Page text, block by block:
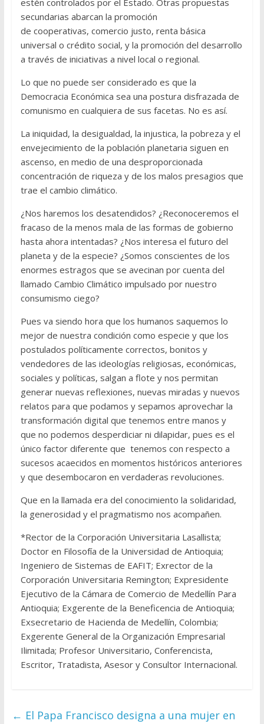
estén controlados por el Estado. Otras propuestas
secundarias abarcan la promoción
de cooperativas, comercio justo, renta básica
universal o crédito social, y la promoción del desarrollo
a través de iniciativas a nivel local o regional.
Lo que no puede ser considerado es que la
Democracia Económica sea una postura disfrazada de
comunismo en cualquiera de sus facetas. No es así.
La iniquidad, la desigualdad, la injustica, la pobreza y el
envejecimiento de la población planetaria siguen en
ascenso, en medio de una desproporcionada
concentración de riqueza y de los malos presagios que
trae el cambio climático.
¿Nos haremos los desatendidos? ¿Reconoceremos el
fracaso de la menos mala de las formas de gobierno
hasta ahora intentadas? ¿Nos interesa el futuro del
planeta y de la especie? ¿Somos conscientes de los
enormes estragos que se avecinan por cuenta del
llamado Cambio Climático impulsado por nuestro
consumismo ciego?
Pues va siendo hora que los humanos saquemos lo
mejor de nuestra condición como especie y que los
postulados políticamente correctos, bonitos y
vendedores de las ideologías religiosas, económicas,
sociales y políticas, salgan a flote y nos permitan
generar nuevas reflexiones, nuevas miradas y nuevos
relatos para que podamos y sepamos aprovechar la
transformación digital que tenemos entre manos y
que no podemos desperdiciar ni dilapidar, pues es el
único factor diferente que tenemos con respecto a
sucesos acaecidos en momentos históricos anteriores
y que desembocaron en verdaderas revoluciones.
Que en la llamada era del conocimiento la solidaridad,
la generosidad y el pragmatismo nos acompañen.
*Rector de la Corporación Universitaria Lasallista;
Doctor en Filosofía de la Universidad de Antioquia;
Ingeniero de Sistemas de EAFIT; Exrector de la
Corporación Universitaria Remington; Expresidente
Ejecutivo de la Cámara de Comercio de Medellín Para
Antioquia; Exgerente de la Beneficencia de Antioquia;
Exsecretario de Hacienda de Medellín, Colombia;
Exgerente General de la Organización Empresarial
Ilimitada; Profesor Universitario, Conferencista,
Escritor, Tratadista, Asesor y Consultor Internacional.
← El Papa Francisco designa a una mujer en